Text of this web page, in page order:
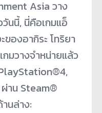
Asia วาง
นนี้, นี่คือเกมแอ็
องอากิระ โทริยา
กมวางจำหน่ายแล้ว
ผ่าน Steam®
านล่าง: